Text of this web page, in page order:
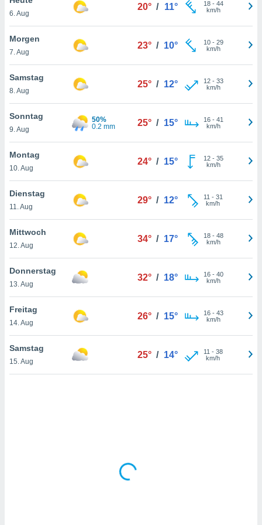
oder
Partner
es uns
das
der
Profil zu
Ihnen
finden
. Sie
jederzeit
Rand
6. Aug
20° / 11° 18- 44
km/h
Morgen
7. Aug
23° / 10° 10- 29
km/h
Samstag
8. Aug
25° / 12° 12- 33
km/h
Sonntag
9. Aug
50%
0.2 mm
25° / 15° 16- 41
km/h
Montag
10. Aug
24° / 15° 12- 35
km/h
Dienstag
11. Aug
29° / 12° 11 - 31
km/h
Mittwoch
12. Aug
34° / 17° 18- 48
km/h
Donnerstag
13. Aug
32° / 18° 16- 40
km/h
Freitag
14. Aug
26° / 15° 16- 43
km/h
Samstag
15. Aug
25° / 14° 11 - 38
km/h